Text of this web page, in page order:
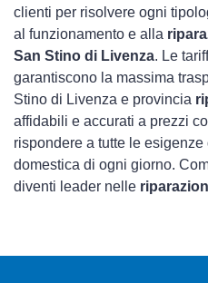
clienti per risolvere ogni
al funzionamento e alla
San Stino di Livenza. Le
garantiscono la massima
Stino di Livenza e provincia
affidabili e accurati a prezzi
rispondere a tutte le
domestica di ogni giorno.
diventi leader nelle